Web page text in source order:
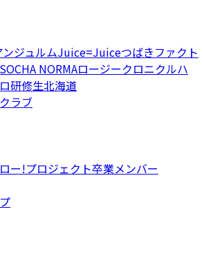
ンジュルムJuice=Juiceつばきファクト
OCHA NORMAロージークロニクルハ
研修生北海道
ラブ
ー!プロジェクト卒業メンバー